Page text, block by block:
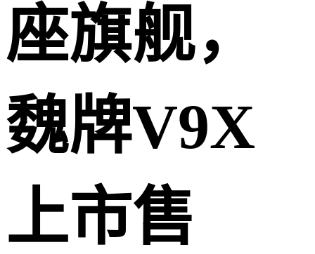
座旗舰，
魏牌V9X
上市售